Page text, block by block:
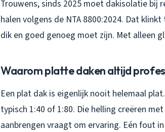
Trouwens, sinds 2025 moet dakisolatie bij
halen volgens de NTA 8800:2024. Dat
dik en goed genoeg moet zijn. Met alleen
Waarom platte daken altijd
Een plat dak is eigenlijk nooit helemaal
typisch 1:40 of 1:80. Die helling creëren
aanbrengen vraagt om ervaring. Eén fout